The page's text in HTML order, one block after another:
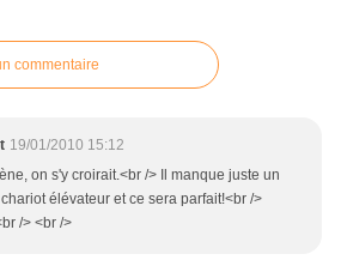
commentaire
19/01/2010 15:12
on s'y croirait.<br /> Il manque juste un
élévateur et ce sera parfait!<br />
/> <br />